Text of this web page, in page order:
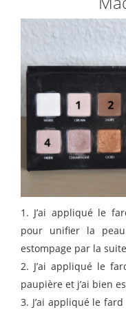
1. J’ai appliqué le
pour unifier la
estompage par la
2. J’ai appliqué le
paupière et j’ai bien
3. J’ai appliqué le fard